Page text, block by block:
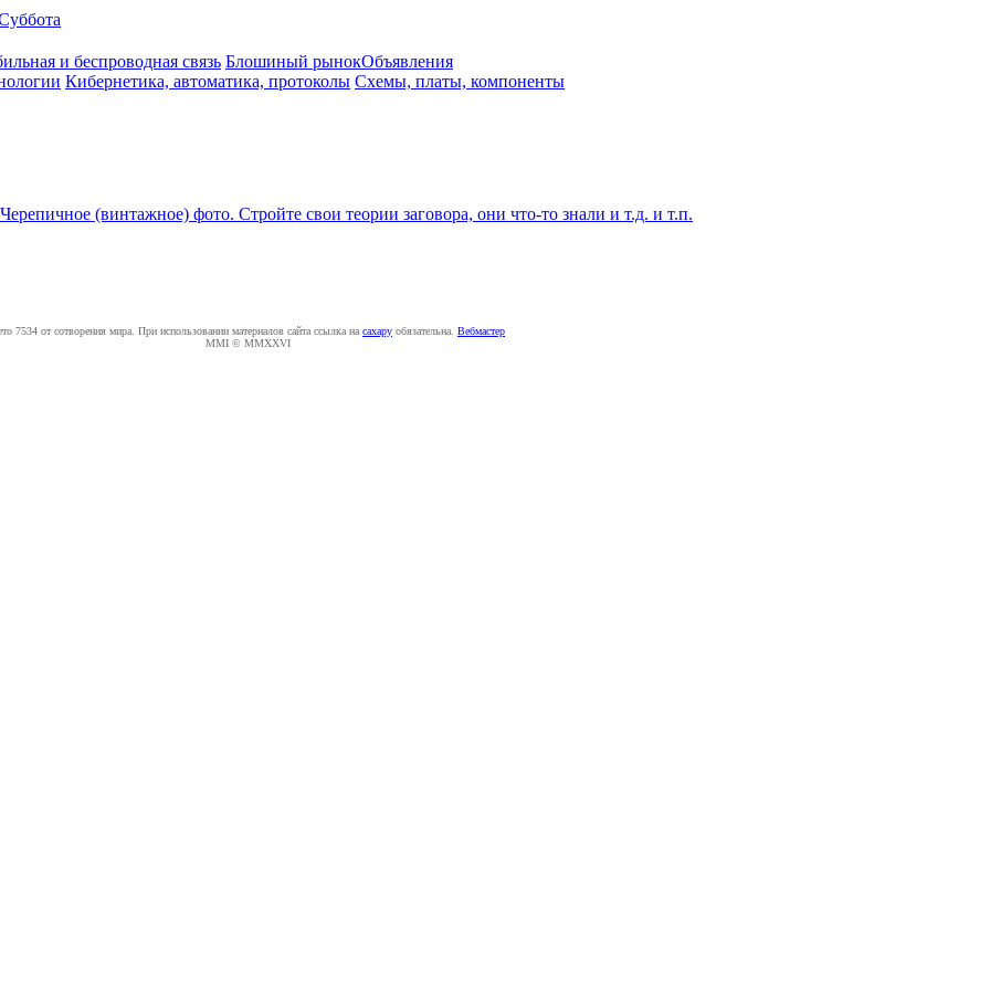
и беспроводная связь Блошиный рынокОбъявления
Кибернетика, автоматика, протоколы Схемы, платы, компоненты
Черепичное (винтажное) фото. Стройте свои теории заговора, они что-то знали и т.д. и т.п.
7534 от сотворения мира. При использовании материалов сайта ссылка на caxapу обязательна. Вебмастер
MMI © MMXXVI